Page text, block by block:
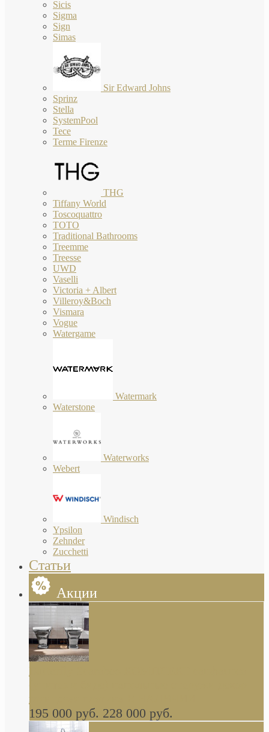
Sicis
Sigma
Sign
Simas
Sir Edward Johns
Sprinz
Stella
SystemPool
Tece
Terme Firenze
THG
Tiffany World
Toscoquattro
TOTO
Traditional Bathrooms
Treemme
Treesse
UWD
Vaselli
Victoria + Albert
Villeroy&Boch
Vismara
Vogue
Watergame
Watermark
Waterstone
Waterworks
Webert
Windisch
Ypsilon
Zehnder
Zucchetti
Статьи
Акции
Butterfly Scarabeo КОМПЛЕКТ санфаянса
глянцевая платина В НАЛИЧИИ
195 000 руб. 228 000 руб.